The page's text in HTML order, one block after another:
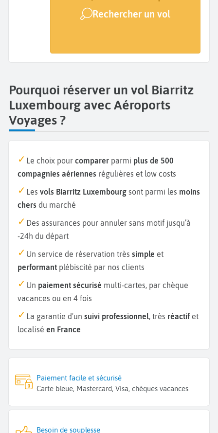
Rechercher un vol
Pourquoi réserver un vol Biarritz
Luxembourg avec Aéroports
Voyages ?
Le choix pour comparer parmi plus de 500
compagnies aériennes régulières et low costs
Les vols Biarritz Luxembourg sont parmi les moins
chers du marché
Des assurances pour annuler sans motif jusqu’à
-24h du départ
Un service de réservation très simple et
performant plébiscité par nos clients
Un paiement sécurisé multi-cartes, par chèque
vacances ou en 4 fois
La garantie d'un suivi professionnel, très réactif et
localisé en France
Paiement facile et sécurisé
Carte bleue, Mastercard, Visa, chèques vacances
Besoin de souplesse